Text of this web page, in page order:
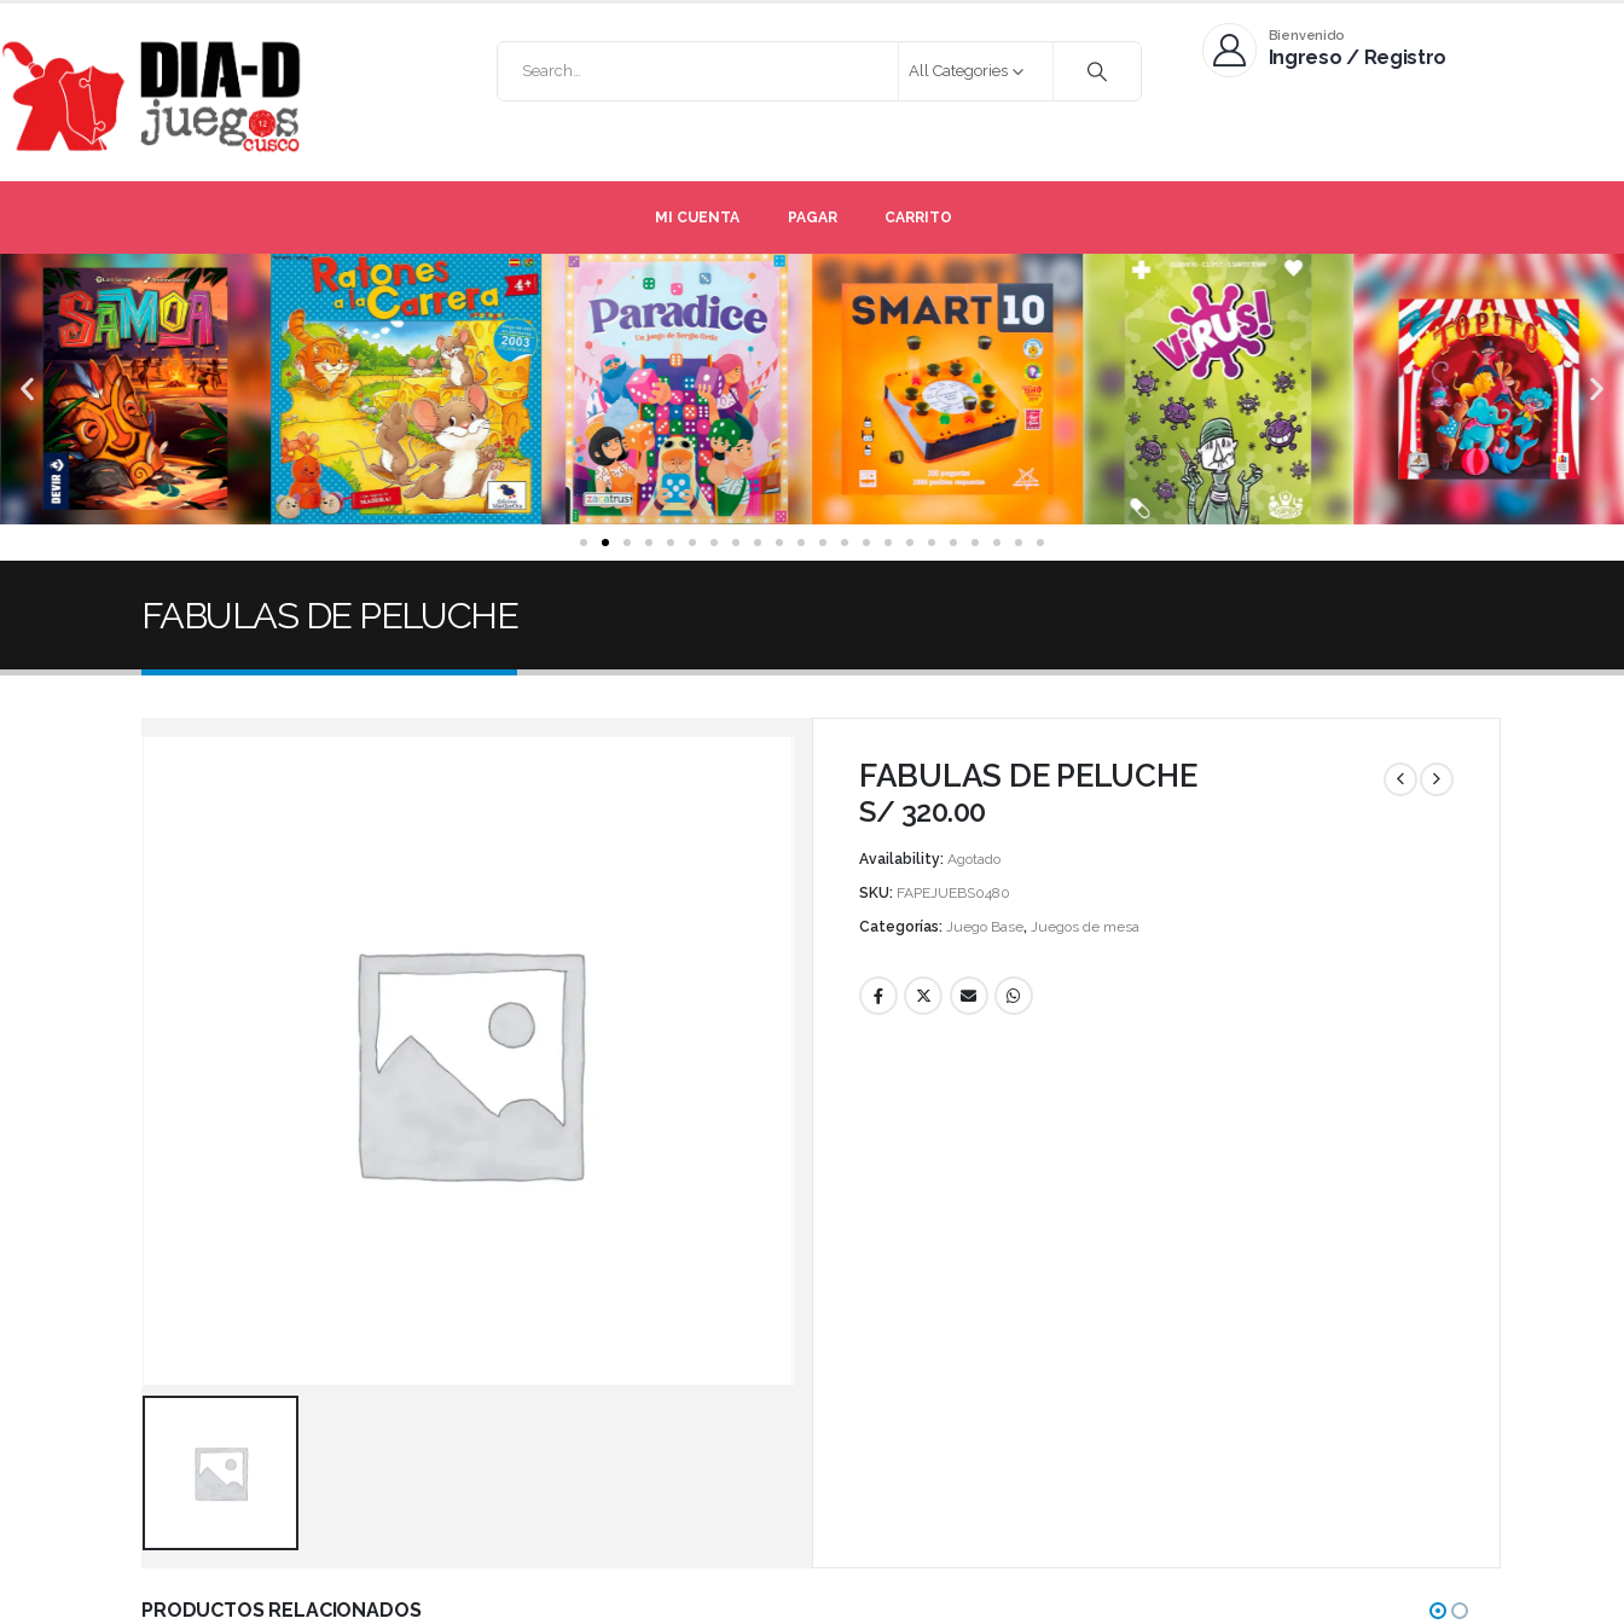
All Categories
Bienvenido
Ingreso / Registro
MI CUENTA PAGAR CARRITO
FABULAS DE PELUCHE
FABULAS DE PELUCHE
S/ 320.00
Availability: Agotado
SKU: FAPEJUEBS0480
Categorías: Juego Base, Juegos de mesa
PRODUCTOS RELACIONADOS